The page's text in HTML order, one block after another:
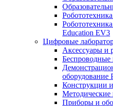
Education EV3
Цифровые
Аксессуары и
оборудование
Конструкции
Методические
Приборы и